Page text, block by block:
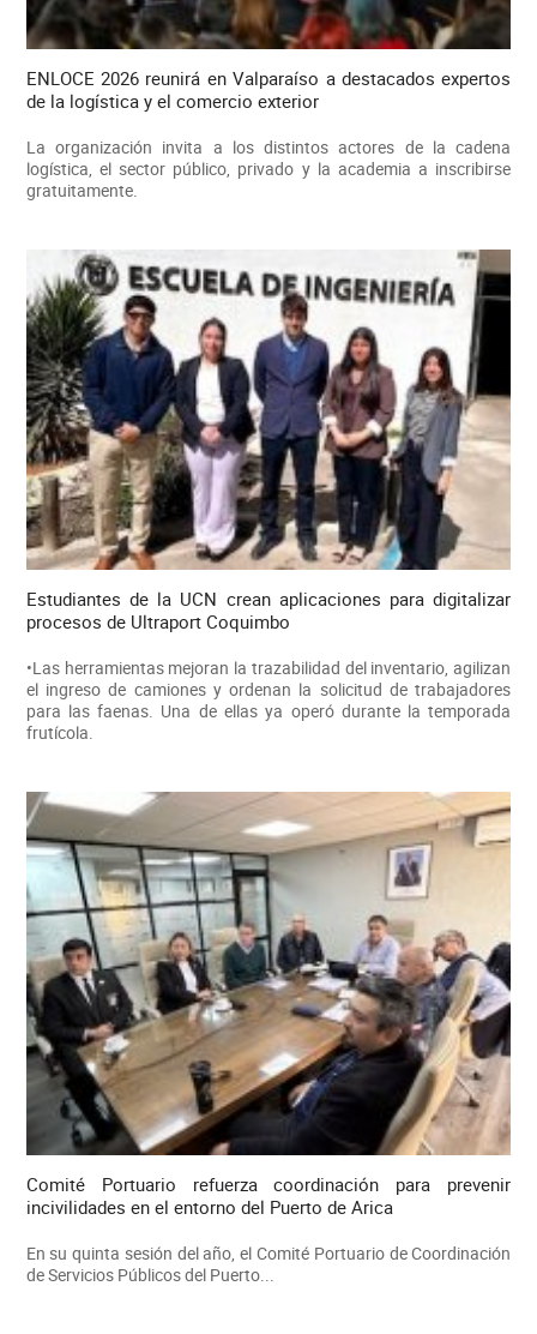
ENLOCE 2026 reunirá en Valparaíso a destacados expertos
de la logística y el comercio exterior
La organización invita a los distintos actores de la cadena
logística, el sector público, privado y la academia a inscribirse
gratuitamente.
Estudiantes de la UCN crean aplicaciones para digitalizar
procesos de Ultraport Coquimbo
•Las herramientas mejoran la trazabilidad del inventario, agilizan
el ingreso de camiones y ordenan la solicitud de trabajadores
para las faenas. Una de ellas ya operó durante la temporada
frutícola.
Comité Portuario refuerza coordinación para prevenir
incivilidades en el entorno del Puerto de Arica
En su quinta sesión del año, el Comité Portuario de Coordinación
de Servicios Públicos del Puerto...